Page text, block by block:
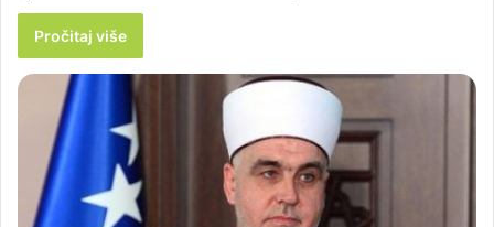
Pročitaj više